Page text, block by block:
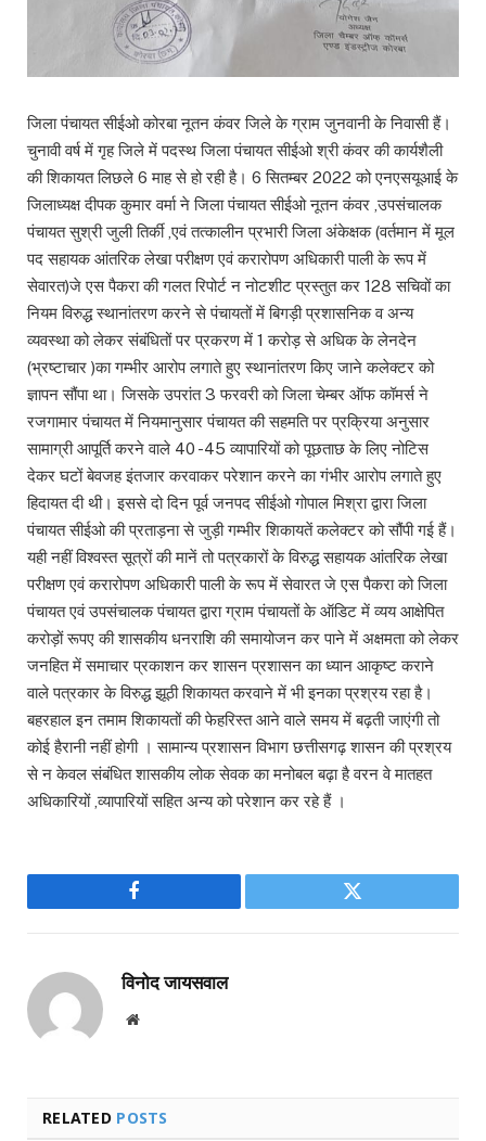
जिला पंचायत सीईओ कोरबा नूतन कंवर जिले के ग्राम जुनवानी के निवासी हैं।
चुनावी वर्ष में गृह जिले में पदस्थ जिला पंचायत सीईओ श्री कंवर की कार्यशैली
की शिकायत लिछले 6 माह से हो रही है। 6 सितम्बर 2022 को एनएसयूआई के
जिलाध्यक्ष दीपक कुमार वर्मा ने जिला पंचायत सीईओ नूतन कंवर ,उपसंचालक
पंचायत सुश्री जुली तिर्की ,एवं तत्कालीन प्रभारी जिला अंकेक्षक (वर्तमान में मूल
पद सहायक आंतरिक लेखा परीक्षण एवं करारोपण अधिकारी पाली के रूप में
सेवारत)जे एस पैकरा की गलत रिपोर्ट न नोटशीट प्रस्तुत कर 128 सचिवों का
नियम विरुद्ध स्थानांतरण करने से पंचायतों में बिगड़ी प्रशासनिक व अन्य
व्यवस्था को लेकर संबंधितों पर प्रकरण में 1 करोड़ से अधिक के लेनदेन
(भ्रष्टाचार )का गम्भीर आरोप लगाते हुए स्थानांतरण किए जाने कलेक्टर को
ज्ञापन सौंपा था। जिसके उपरांत 3 फरवरी को जिला चेम्बर ऑफ कॉमर्स ने
रजगामार पंचायत में नियमानुसार पंचायत की सहमति पर प्रक्रिया अनुसार
सामाग्री आपूर्ति करने वाले 40 -45 व्यापारियों को पूछताछ के लिए नोटिस
देकर घटों बेवजह इंतजार करवाकर परेशान करने का गंभीर आरोप लगाते हुए
हिदायत दी थी। इससे दो दिन पूर्व जनपद सीईओ गोपाल मिश्रा द्वारा जिला
पंचायत सीईओ की प्रताड़ना से जुड़ी गम्भीर शिकायतें कलेक्टर को सौंपी गई हैं।
यही नहीं विश्वस्त सूत्रों की मानें तो पत्रकारों के विरुद्ध सहायक आंतरिक लेखा
परीक्षण एवं करारोपण अधिकारी पाली के रूप में सेवारत जे एस पैकरा को जिला
पंचायत एवं उपसंचालक पंचायत द्वारा ग्राम पंचायतों के ऑडिट में व्यय आक्षेपित
करोड़ों रूपए की शासकीय धनराशि की समायोजन कर पाने में अक्षमता को लेकर
जनहित में समाचार प्रकाशन कर शासन प्रशासन का ध्यान आकृष्ट कराने
वाले पत्रकार के विरुद्ध झूठी शिकायत करवाने में भी इनका प्रश्रय रहा है।
बहरहाल इन तमाम शिकायतों की फेहरिस्त आने वाले समय में बढ़ती जाएंगी तो
कोई हैरानी नहीं होगी । सामान्य प्रशासन विभाग छत्तीसगढ़ शासन की प्रश्रय
से न केवल संबंधित शासकीय लोक सेवक का मनोबल बढ़ा है वरन वे मातहत
अधिकारियों ,व्यापारियों सहित अन्य को परेशान कर रहे हैं ।
Facebook Twitter
विनोद जायसवाल
Website
RELATED POSTS